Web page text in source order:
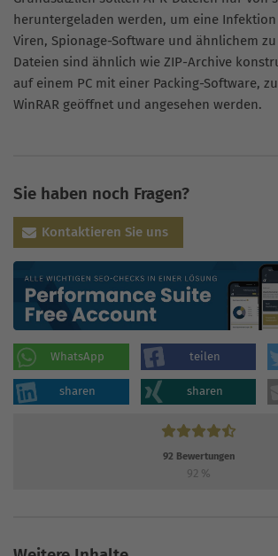
heruntergeladen werden, um eine
Viren, Spionage-Software und ähnlichem
Dateien sind ähnlich wie ZIP-Archive
auf einem PC mit einer Packing-Software,
WinRAR geöffnet und angesehen werden.
Sie haben noch Fragen?
Kontaktieren Sie uns
WhatsApp teilen
sharen sharen
92 Bewertungen
92 %